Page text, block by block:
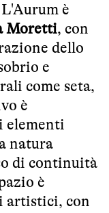
è
Moretti, con
dello
e
come seta,
è
elementi
natura
di continuità
è
artistici, con